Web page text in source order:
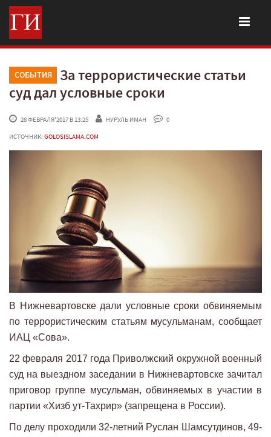
СОБЫТИЯ
За террористические статьи
суд дал условные сроки
28 ФЕВРАЛЯ'2017 В 13:25 НУРУЛЬ ИМАН
0
ИСТОЧНИК: GOLOSISLAMA.COM
В Нижневартовске дали условные сроки обвиняемым
по террористическим статьям мусульманам, сообщает
ИАЦ «Сова».
22 февраля 2017 года Приволжский окружной военный
суд на выездном заседании в Нижневартовске зачитал
приговор группе мусульман, обвиняемых в участии в
партии «Хизб ут-Тахрир» (запрещена в России).
По делу проходили 32-летний Руслан Шамсутдинов, 49-